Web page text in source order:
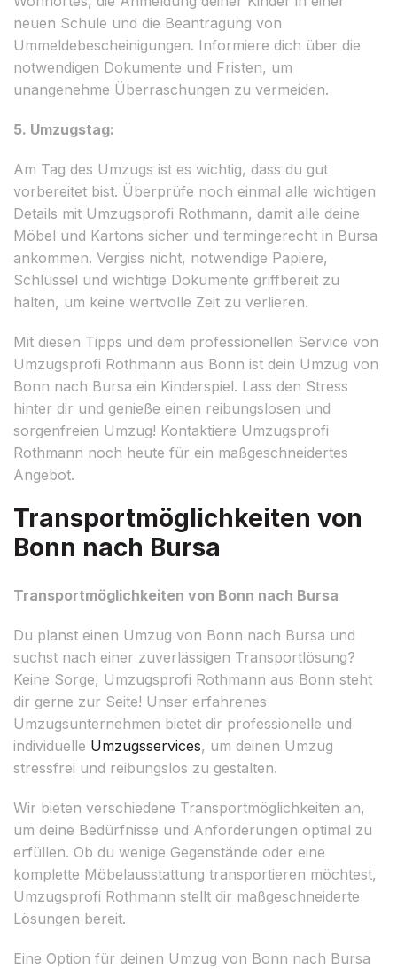
neuen Schule und die Beantragung von
Ummeldebescheinigungen. Informiere dich über die
notwendigen Dokumente und Fristen, um
unangenehme Überraschungen zu vermeiden.
5. Umzugstag:
Am Tag des Umzugs ist es wichtig, dass du gut
vorbereitet bist. Überprüfe noch einmal alle wichtigen
Details mit Umzugsprofi Rothmann, damit alle deine
Möbel und Kartons sicher und termingerecht in Bursa
ankommen. Vergiss nicht, notwendige Papiere,
Schlüssel und wichtige Dokumente griffbereit zu
halten, um keine wertvolle Zeit zu verlieren.
Mit diesen Tipps und dem professionellen Service von
Umzugsprofi Rothmann aus Bonn ist dein Umzug von
Bonn nach Bursa ein Kinderspiel. Lass den Stress
hinter dir und genieße einen reibungslosen und
sorgenfreien Umzug! Kontaktiere Umzugsprofi
Rothmann noch heute für ein maßgeschneidertes
Angebot.
Transportmöglichkeiten von
Bonn nach Bursa
Transportmöglichkeiten von Bonn nach Bursa
Du planst einen Umzug von Bonn nach Bursa und
suchst nach einer zuverlässigen Transportlösung?
Keine Sorge, Umzugsprofi Rothmann aus Bonn steht
dir gerne zur Seite! Unser erfahrenes
Umzugsunternehmen bietet dir professionelle und
individuelle Umzugsservices, um deinen Umzug
stressfrei und reibungslos zu gestalten.
Wir bieten verschiedene Transportmöglichkeiten an,
um deine Bedürfnisse und Anforderungen optimal zu
erfüllen. Ob du wenige Gegenstände oder eine
komplette Möbelausstattung transportieren möchtest,
Umzugsprofi Rothmann stellt dir maßgeschneiderte
Lösungen bereit.
Eine Option für deinen Umzug von Bonn nach Bursa